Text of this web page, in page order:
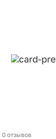
0 отзывов